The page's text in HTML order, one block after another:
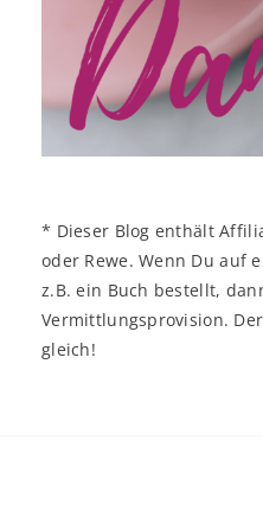
* Dieser Blog enthält
oder Rewe. Wenn Du auf
z.B. ein Buch bestellt,
Vermittlungsprovision.
gleich!